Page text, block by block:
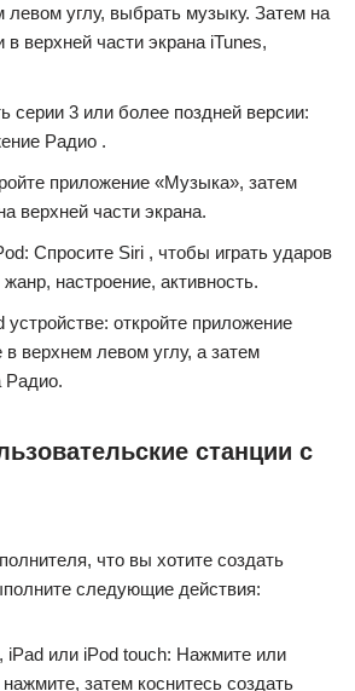
левом углу, выбрать музыку. Затем на
в верхней части экрана iTunes,
серии 3 или более поздней версии:
Радио .
приложение «Музыка», затем
верхней части экрана.
Спросите Siri , чтобы играть ударов
настроение, активность.
откройте приложение
верхнем левом углу, а затем
Радио.
станции с
что вы хотите создать
следующие действия:
или iPod touch: Нажмите или
затем коснитесь создать